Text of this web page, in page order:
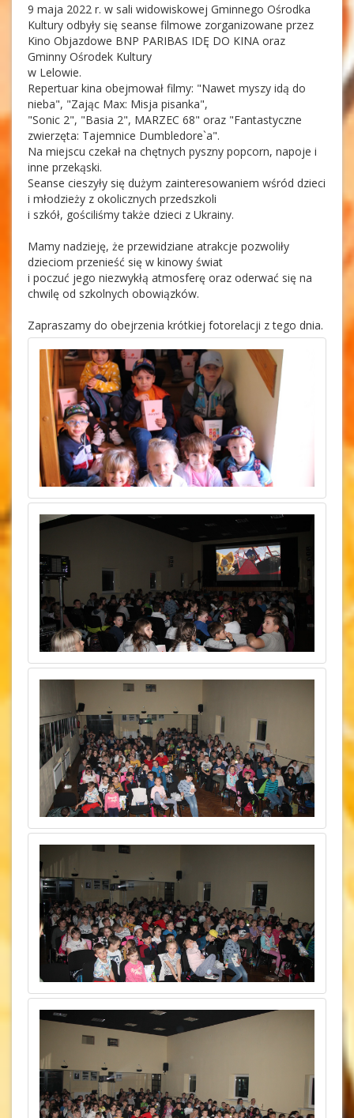
9 maja 2022 r. w sali widowiskowej Gminnego Ośrodka
Kultury odbyły się seanse filmowe zorganizowane przez
Kino Objazdowe BNP PARIBAS IDĘ DO KINA oraz
Gminny Ośrodek Kultury
w Lelowie.
Repertuar kina obejmował filmy: "Nawet myszy idą do
nieba", "Zając Max: Misja pisanka",
"Sonic 2", "Basia 2", MARZEC 68" oraz "Fantastyczne
zwierzęta: Tajemnice Dumbledore`a".
Na miejscu czekał na chętnych pyszny popcorn, napoje i
inne przekąski.
Seanse cieszyły się dużym zainteresowaniem wśród dzieci
i młodzieży z okolicznych przedszkoli
i szkół, gościliśmy także dzieci z Ukrainy.
Mamy nadzieję, że przewidziane atrakcje pozwoliły
dzieciom przenieść się w kinowy świat
i poczuć jego niezwykłą atmosferę oraz oderwać się na
chwilę od szkolnych obowiązków.
Zapraszamy do obejrzenia krótkiej fotorelacji z tego dnia.